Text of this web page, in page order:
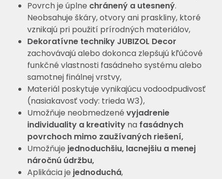
Povrch je úplne chránený a utesnený.
Neobsahuje škáry, otvory ani praskliny, ktoré
vznikajú pri použití prírodných materiálov,
Dekoratívne techniky JUBIZOL Decor
zachovávajú alebo dokonca zlepšujú kľúčové
funkčné vlastnosti fasádneho systému alebo
samotnej finálnej vrstvy,
Materiál poskytuje vynikajúcu vodoodpudivosť
(nasiakavosť vody: trieda W3),
Umožňuje neobmedzené vyjadrenie
individuality a kreativity na fasádnych
povrchoch mimo zaužívaných riešení,
Umožňuje jednoduchšiu, lacnejšiu a menej
náročnú údržbu,
Aplikácia je jednoduchá,